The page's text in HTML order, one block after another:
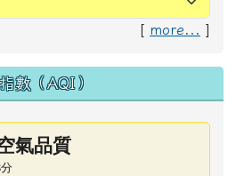
[ more... ]
數（AQI）
氣品質